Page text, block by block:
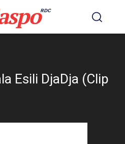
RDC
Esili DjaDja (Clip